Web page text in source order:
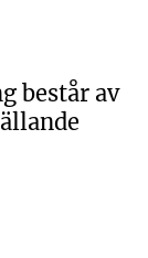
består av